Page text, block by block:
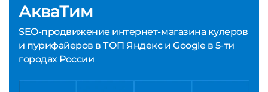
АкваТим
SEO-продвижение интернет-магазина кулеров
и пурифайеров в ТОП Яндекс и Google в 5-ти
городах России